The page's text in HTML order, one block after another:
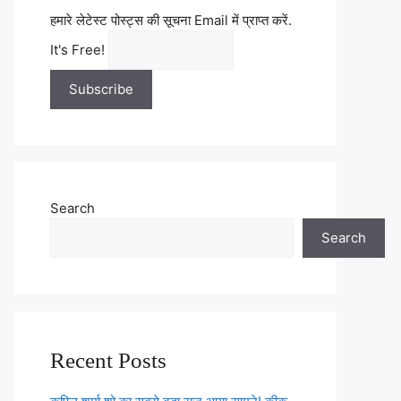
हमारे लेटेस्ट पोस्ट्स की सूचना Email में प्राप्त करें.
It's Free!
Search
Search
Recent Posts